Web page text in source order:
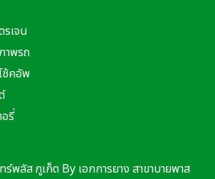
รเจน
าพรถ
ช้คอัพ
รี่
พลัส ภูเก็ต By เอกการยาง สาขาบายพาส